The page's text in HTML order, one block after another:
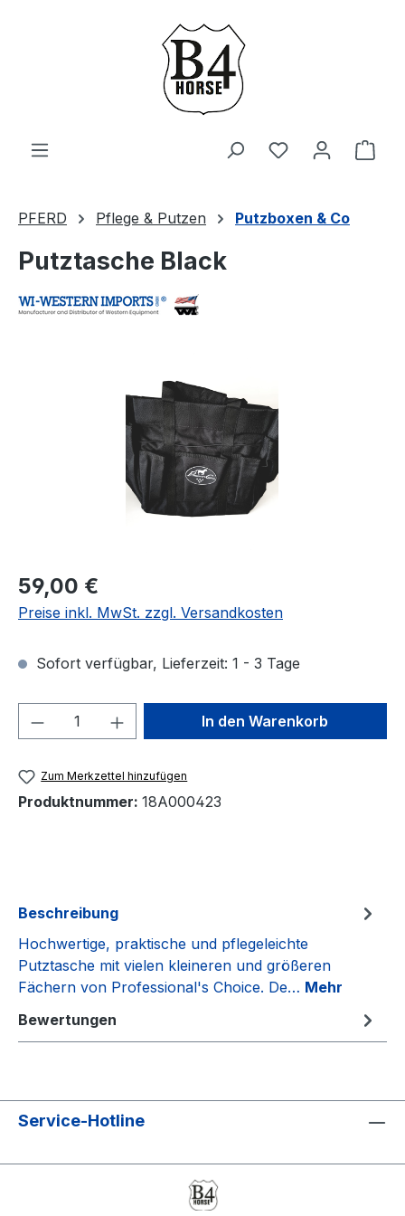
Zum Hauptinhalt springen
Du hast 0
PFERD Pflege & Putzen Putzboxen & Co
Putztasche Black
Regulärer Preis:
59,00 €
Preise inkl. MwSt. zzgl. Versandkosten
Sofort verfügbar, Lieferzeit: 1 - 3 Tage
Produkt Anzahl: Gib denIn den Warenkorb
Zum Merkzettel hinzufügen
Produktnummer: 18A000423
Beschreibung
Hochwertige, praktische und pflegeleichte
Putztasche mit vielen kleineren und größeren
Fächern von Professional's Choice. De… Mehr
Bewertungen
Service-Hotline